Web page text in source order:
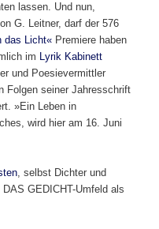
lassen. Und nun,
G. Leitner, darf der 576
das Licht« Premiere haben
im Lyrik Kabinett
und Poesievermittler
Folgen seiner Jahresschrift
»Ein Leben in
wird hier am 16. Juni
, selbst Dichter und
GEDICHT-Umfeld als